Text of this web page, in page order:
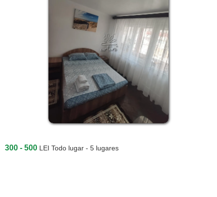
300 - 500 LEI Todo lugar - 5 lugares